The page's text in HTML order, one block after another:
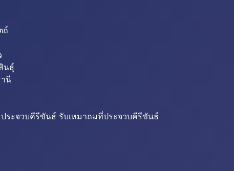
ถ์
นธุ์
นี
ระจวบคีรีขันธ์ รับเหมาถมที่ประจวบคีรีขันธ์